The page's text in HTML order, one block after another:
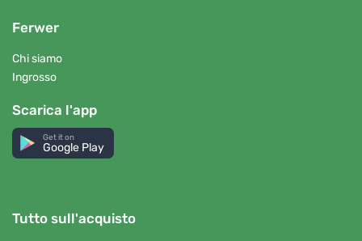
Ferwer
Chi siamo
Ingrosso
Scarica l'app
Get it on
Google Play
Tutto sull'acquisto